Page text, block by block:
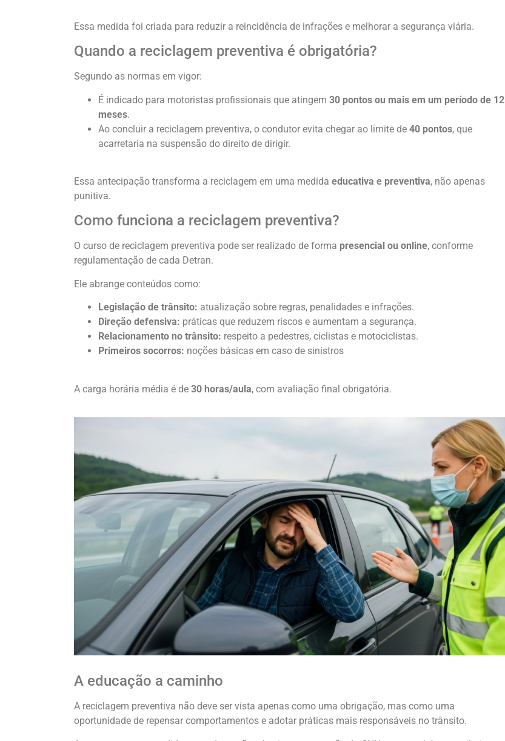
Salvar
Essa medida foi criada para reduzir a reincidência de infrações e melhorar a segurança viária.
Quando a reciclagem preventiva é obrigatória?
Segundo as normas em vigor:
É indicado para motoristas profissionais que atingem 30 pontos ou mais em um período de 12
meses.
Ao concluir a reciclagem preventiva, o condutor evita chegar ao limite de 40 pontos, que
acarretaria na suspensão do direito de dirigir.
Essa antecipação transforma a reciclagem em uma medida educativa e preventiva, não apenas
punitiva.
Como funciona a reciclagem preventiva?
O curso de reciclagem preventiva pode ser realizado de forma presencial ou online, conforme
regulamentação de cada Detran.
Ele abrange conteúdos como:
Legislação de trânsito: atualização sobre regras, penalidades e infrações.
Direção defensiva: práticas que reduzem riscos e aumentam a segurança.
Relacionamento no trânsito: respeito a pedestres, ciclistas e motociclistas.
Primeiros socorros: noções básicas em caso de sinistros
A carga horária média é de 30 horas/aula, com avaliação final obrigatória.
A educação a caminho
A reciclagem preventiva não deve ser vista apenas como uma obrigação, mas como uma
oportunidade de repensar comportamentos e adotar práticas mais responsáveis no trânsito.